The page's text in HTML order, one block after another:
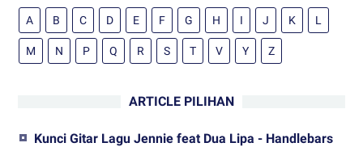
A B C D E F G H I J K L
M N P Q R S T V Y Z
ARTICLE PILIHAN
Kunci Gitar Lagu Jennie feat Dua Lipa - Handlebars